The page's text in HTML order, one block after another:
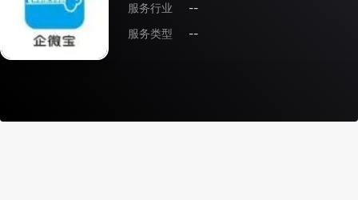
服务行业
--
服务类型
--